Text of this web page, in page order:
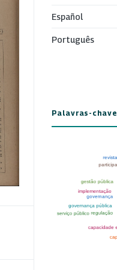
Español
Português
Palavras-chave